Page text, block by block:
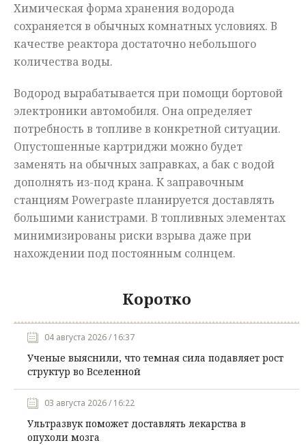
Химическая форма хранения водорода
сохраняется в обычных комнатных условиях. В
качестве реактора достаточно небольшого
количества воды.
Водород вырабатывается при помощи бортовой
электроники автомобиля. Она определяет
потребность в топливе в конкретной ситуации.
Опустошенные картриджи можно будет
заменять на обычных заправках, а бак с водой
дополнять из-под крана. К заправочным
станциям Powerpaste планируется доставлять
большими канистрами. В топливных элементах
минимизированы риски взрыва даже при
нахождении под постоянным солнцем.
Коротко
04 августа 2026 / 16:37
Ученые выяснили, что темная сила подавляет рост
структур во Вселенной
03 августа 2026 / 16:22
Ультразвук поможет доставлять лекарства в
опухоли мозга